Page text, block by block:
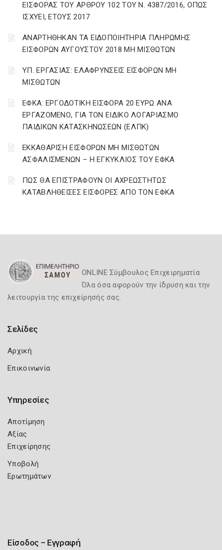
ΕΙΣΦΟΡΑΣ ΤΟΥ ΑΡΘΡΟΥ 102 ΤΟΥ Ν. 4387/2016, ΟΠΩΣ
ΙΣΧΥΕΙ, ΕΤΟΥΣ 2017
ΑΝΑΡΤΗΘΗΚΑΝ ΤΑ ΕΙΔΟΠΟΙΗΤΗΡΙΑ ΠΛΗΡΩΜΗΣ
ΕΙΣΦΟΡΩΝ ΑΥΓΟΥΣΤΟΥ 2018 ΜΗ ΜΙΣΘΩΤΩΝ
ΥΠ. ΕΡΓΑΣΙΑΣ: ΕΛΑΦΡΥΝΣΕΙΣ ΕΙΣΦΟΡΩΝ ΜΗ
ΜΙΣΘΩΤΩΝ
ΕΦΚΑ: ΕΡΓΟΔΟΤΙΚΗ ΕΙΣΦΟΡΑ 20 ΕΥΡΩ ΑΝΑ
ΕΡΓΑΖΟΜΕΝΟ, ΓΙΑ ΤΟΝ ΕΙΔΙΚΟ ΛΟΓΑΡΙΑΣΜΟ
ΠΑΙΔΙΚΩΝ ΚΑΤΑΣΚΗΝΩΣΕΩΝ (ΕΛΠΚ)
ΕΚΚΑΘΑΡΙΣΗ ΕΙΣΦΟΡΩΝ ΜΗ ΜΙΣΘΩΤΩΝ
ΑΣΦΑΛΙΣΜΕΝΩΝ – Η ΕΓΚΥΚΛΙΟΣ ΤΟΥ ΕΦΚΑ
ΠΩΣ ΘΑ ΕΠΙΣΤΡΑΦΟΥΝ ΟΙ ΑΧΡΕΩΣΤΗΤΩΣ
ΚΑΤΑΒΛΗΘΕΙΣΕΣ ΕΙΣΦΟΡΕΣ ΑΠΟ ΤΟΝ ΕΦΚΑ
ONLINE Σύμβουλος Επιχειρηματία
Όλα όσα αφορούν την ίδρυση και την
λειτουργία της επιχείρησής σας.
Σελίδες
Αρχική
Επικοινωνία
Υπηρεσίες
Αποτίμηση
Αξίας
Επιχείρησης
Υποβολή
Ερωτημάτων
Είσοδος – Εγγραφή